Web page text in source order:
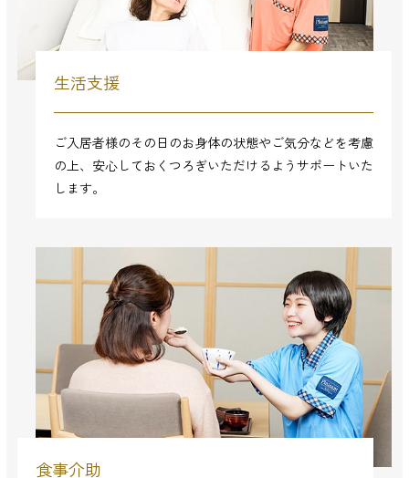
生活支援
ご入居者様のその日のお身体の状態やご気分などを考慮
の上、安心しておくつろぎいただけるようサポートいた
します。
食事介助